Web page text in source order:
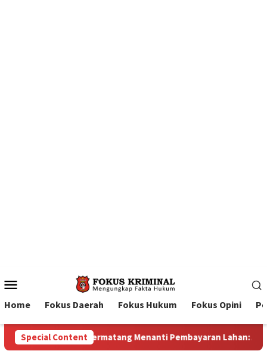
Menu
Home Fokus Daerah Fokus Hukum Fokus Opini
Special Content
Lahan: Antara Dugaan Konspirasi dan Bayang-Bayang